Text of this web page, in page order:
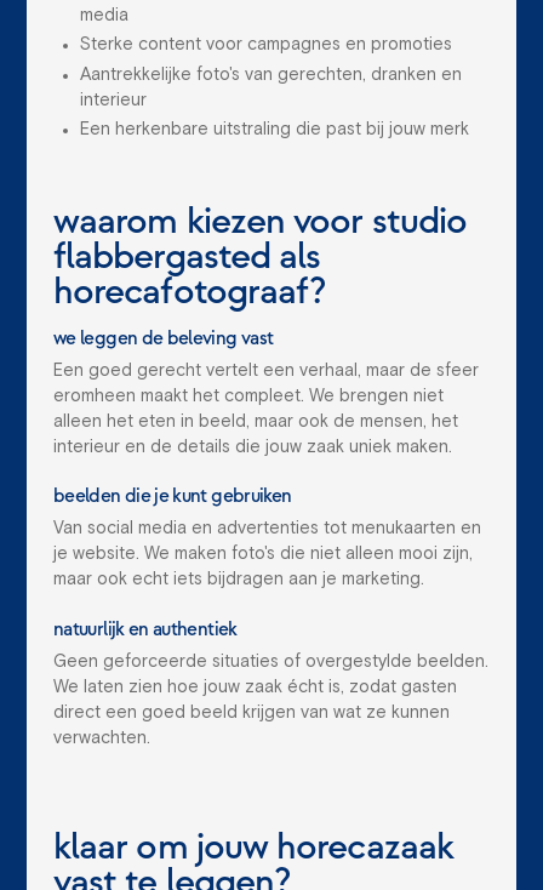
media
Sterke content voor campagnes en promoties
Aantrekkelijke foto's van gerechten, dranken en
interieur
Een herkenbare uitstraling die past bij jouw merk
waarom kiezen voor studio
flabbergasted als
horecafotograaf?
we leggen de beleving vast
Een goed gerecht vertelt een verhaal, maar de sfeer
eromheen maakt het compleet. We brengen niet
alleen het eten in beeld, maar ook de mensen, het
interieur en de details die jouw zaak uniek maken.
beelden die je kunt gebruiken
Van social media en advertenties tot menukaarten en
je website. We maken foto's die niet alleen mooi zijn,
maar ook echt iets bijdragen aan je marketing.
natuurlijk en authentiek
Geen geforceerde situaties of overgestylde beelden.
We laten zien hoe jouw zaak écht is, zodat gasten
direct een goed beeld krijgen van wat ze kunnen
verwachten.
klaar om jouw horecazaak